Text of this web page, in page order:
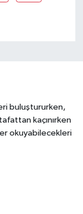
buluştururken,
kaçınırken
okuyabilecekleri